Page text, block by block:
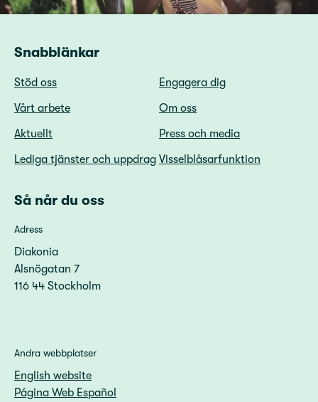
Snabblänkar
Stöd oss
Engagera dig
Vårt arbete
Om oss
Aktuellt
Press och media
Lediga tjänster och uppdrag Visselblåsarfunktion
Så når du oss
Adress
Diakonia
Alsnögatan 7
116 44 Stockholm
Andra webbplatser
English website
Página Web Español